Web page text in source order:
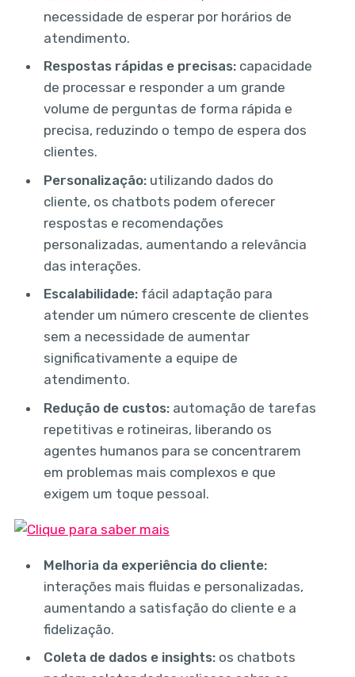
necessidade de esperar por horários de
atendimento.
Respostas rápidas e precisas: capacidade
de processar e responder a um grande
volume de perguntas de forma rápida e
precisa, reduzindo o tempo de espera dos
clientes.
Personalização: utilizando dados do
cliente, os chatbots podem oferecer
respostas e recomendações
personalizadas, aumentando a relevância
das interações.
Escalabilidade: fácil adaptação para
atender um número crescente de clientes
sem a necessidade de aumentar
significativamente a equipe de
atendimento.
Redução de custos: automação de tarefas
repetitivas e rotineiras, liberando os
agentes humanos para se concentrarem
em problemas mais complexos e que
exigem um toque pessoal.
Melhoria da experiência do cliente:
interações mais fluidas e personalizadas,
aumentando a satisfação do cliente e a
fidelização.
Coleta de dados e insights: os chatbots